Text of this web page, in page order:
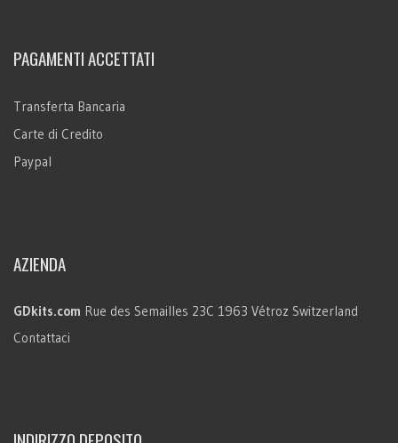
PAGAMENTI ACCETTATI
Transferta Bancaria
Carte di Credito
Paypal
AZIENDA
GDkits.com Rue des Semailles 23C 1963 Vétroz Switzerland
Contattaci